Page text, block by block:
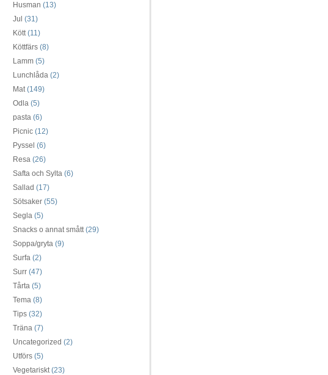
Husman (13)
Jul (31)
Kött(11)
Köttfärs (8)
Lamm (5)
Lunchlåda (2)
Mat(149)
Odla (5)
pasta (6)
Picnic (12)
Pyssel (6)
Resa (26)
Safta och Sylta (6)
Sallad (17)
Sötsaker (55)
Segla (5)
Snacks o annat smått(29)
Soppa/gryta (9)
Surfa (2)
Surr (47)
Tårta (5)
Tema (8)
Tips (32)
Träna (7)
Uncategorized (2)
Utförs (5)
Vegetariskt(23)